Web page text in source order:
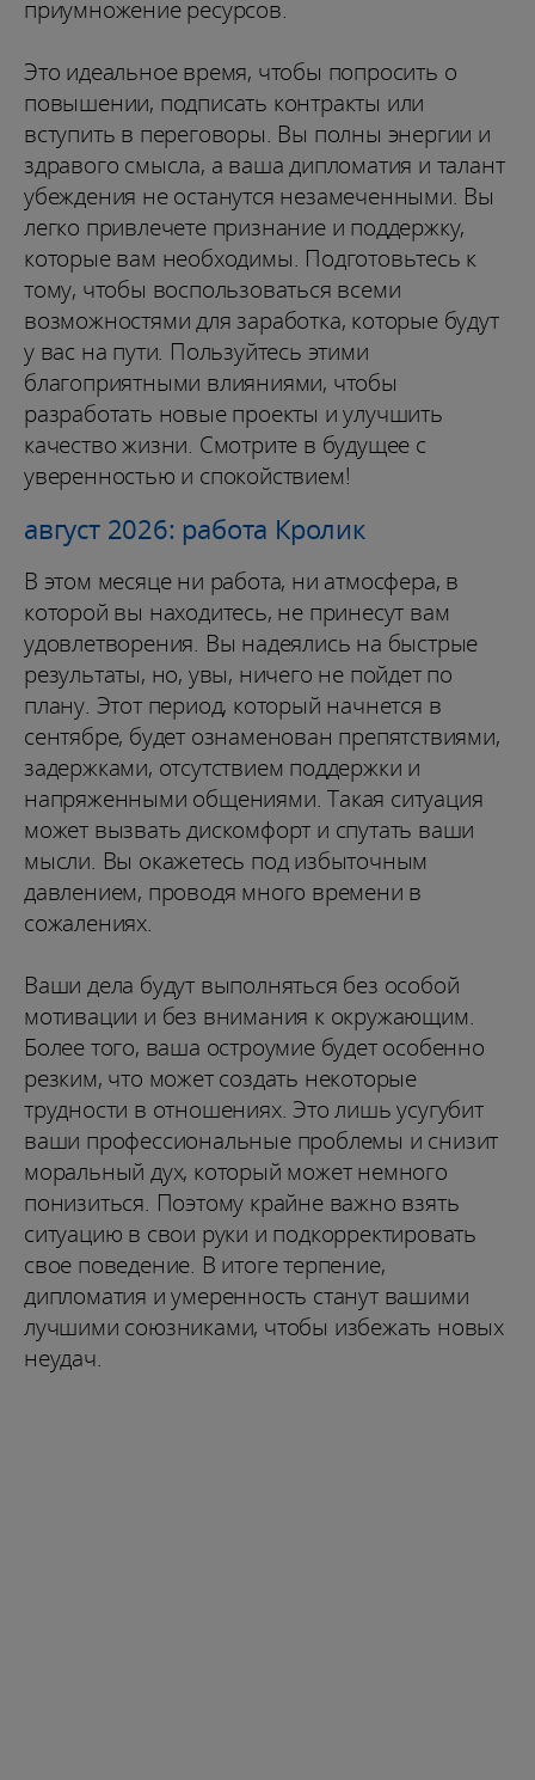
приумножение ресурсов.
Это идеальное время, чтобы попросить о
повышении, подписать контракты или
вступить в переговоры. Вы полны энергии и
здравого смысла, а ваша дипломатия и талант
убеждения не останутся незамеченными. Вы
легко привлечете признание и поддержку,
которые вам необходимы. Подготовьтесь к
тому, чтобы воспользоваться всеми
возможностями для заработка, которые будут
у вас на пути. Пользуйтесь этими
благоприятными влияниями, чтобы
разработать новые проекты и улучшить
качество жизни. Смотрите в будущее с
уверенностью и спокойствием!
август 2026: работа Кролик
В этом месяце ни работа, ни атмосфера, в
которой вы находитесь, не принесут вам
удовлетворения. Вы надеялись на быстрые
результаты, но, увы, ничего не пойдет по
плану. Этот период, который начнется в
сентябре, будет ознаменован препятствиями,
задержками, отсутствием поддержки и
напряженными общениями. Такая ситуация
может вызвать дискомфорт и спутать ваши
мысли. Вы окажетесь под избыточным
давлением, проводя много времени в
сожалениях.
Ваши дела будут выполняться без особой
мотивации и без внимания к окружающим.
Более того, ваша остроумие будет особенно
резким, что может создать некоторые
трудности в отношениях. Это лишь усугубит
ваши профессиональные проблемы и снизит
моральный дух, который может немного
понизиться. Поэтому крайне важно взять
ситуацию в свои руки и подкорректировать
свое поведение. В итоге терпение,
дипломатия и умеренность станут вашими
лучшими союзниками, чтобы избежать новых
неудач.